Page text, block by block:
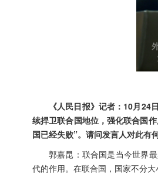
《人民日报》记者：10月
续捍卫联合国地位，强化联合国
国已经失败”。请问发言人对此有
郭嘉昆：联合国是当今世界
代的作用。在联合国，国家不分